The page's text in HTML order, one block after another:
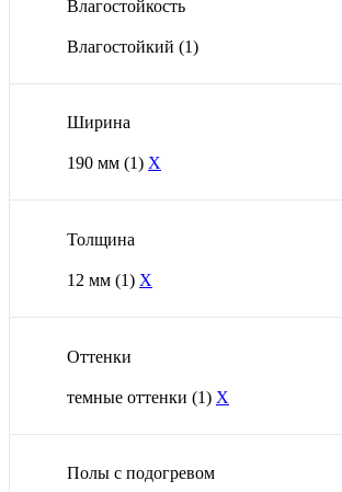
Влагостойкость
Влагостойкий (1)
Ширина
190 мм (1) X
Толщина
12 мм (1) X
Оттенки
темные оттенки (1) X
Полы с подогревом